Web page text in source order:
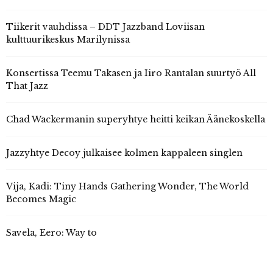
Tiikerit vauhdissa – DDT Jazzband Loviisan
kulttuurikeskus Marilynissa
Konsertissa Teemu Takasen ja Iiro Rantalan suurtyö All
That Jazz
Chad Wackermanin superyhtye heitti keikan Äänekoskella
Jazzyhtye Decoy julkaisee kolmen kappaleen singlen
Vija, Kadi: Tiny Hands Gathering Wonder, The World
Becomes Magic
Savela, Eero: Way to